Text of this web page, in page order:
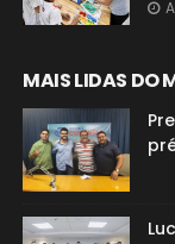
MAIS LIDAS DO